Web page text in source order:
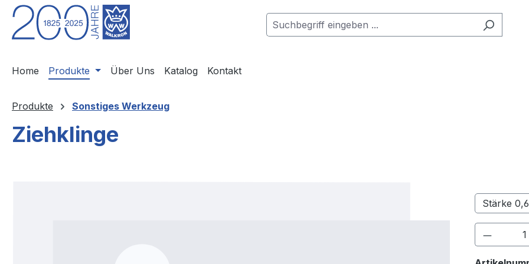
Hauptinhalt springen
Zur Suche springen
Zur Hauptnavigation springen
Home Produkte Über Uns Katalog Kontakt
Produkte Sonstiges Werkzeug
Ziehklinge
Stärke